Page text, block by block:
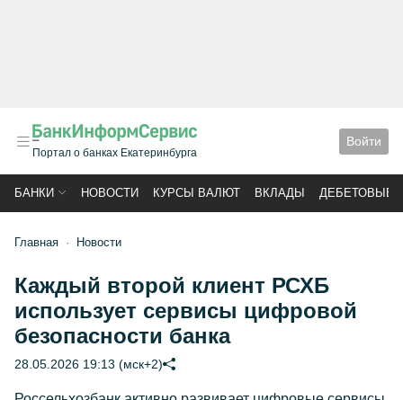
Портал о банках Екатеринбурга
Войти
БАНКИ НОВОСТИ КУРСЫ ВАЛЮТ ВКЛАДЫ ДЕБЕТОВЫЕ
Главная Новости
Каждый второй клиент РСХБ
использует сервисы цифровой
безопасности банка
28.05.2026 19:13 (мск+2)